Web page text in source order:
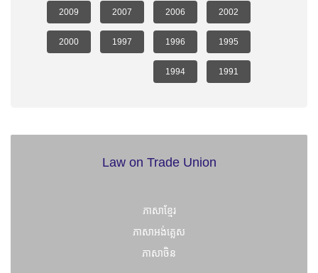
2009 2007 2006 2002
2000 1997 1996 1995
1994 1991
Law on Trade Union
ភាសាខ្មែរ
ភាសាអង់គ្លេស
ភាសាចិន